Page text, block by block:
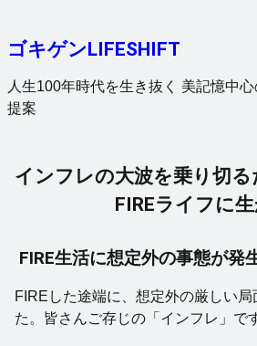
を
ス
キ
ゴキゲンLIFESHIFT
人生100年時代を生き抜く 美記憶中
提案
インフレの大波を乗り切る
FIREライフに
FIRE生活に想定外の事態が発
FIREした途端に、想定外の厳しい局
た。皆さんご存じの「インフレ」で